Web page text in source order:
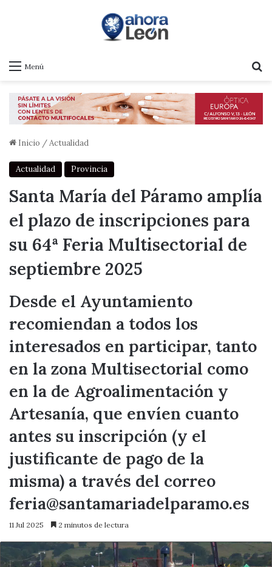
Menú
Inicio /Actualidad
Actualidad Provincia
Santa María del Páramo amplía
el plazo de inscripciones para
su 64ª Feria Multisectorial de
septiembre 2025
Desde el Ayuntamiento
recomiendan a todos los
interesados en participar, tanto
en la zona Multisectorial como
en la de Agroalimentación y
Artesanía, que envíen cuanto
antes su inscripción (y el
justificante de pago de la
misma) a través del correo
feria@santamariadelparamo.es
11 Jul 2025 2 minutos de lectura